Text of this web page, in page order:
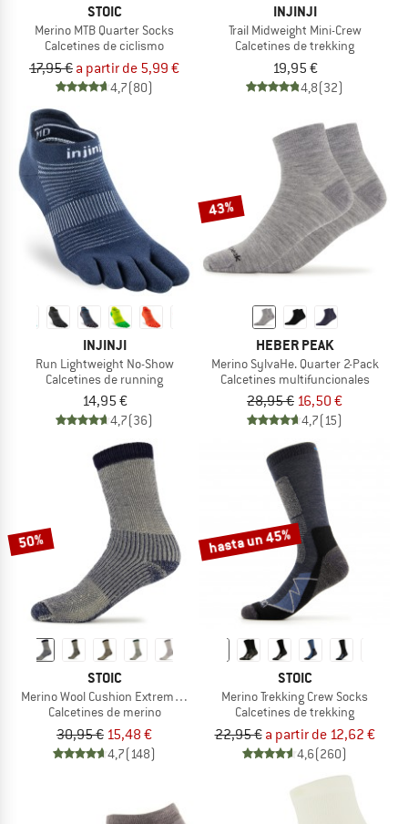
STOIC
Merino MTB Quarter Socks
Calcetines de ciclismo
17,95 € a partir de 5,99 €
4,7(80)
INJINJI
Trail Midweight Mini-Crew
Calcetines de trekking
19,95 €
4,8(32)
INJINJI
Run Lightweight No-Show
Calcetines de running
14,95 €
4,7(36)
43%
HEBER PEAK
Merino SylvaHe. Quarter 2-Pack
Calcetines multifuncionales
28,95 € 16,50 €
4,7(15)
50%
STOIC
Merino Wool Cushion Extreme Socks
Calcetines de merino
30,95 € 15,48 €
4,7(148)
hasta un 45%
STOIC
Merino Trekking Crew Socks
Calcetines de trekking
22,95 € a partir de 12,62 €
4,6(260)